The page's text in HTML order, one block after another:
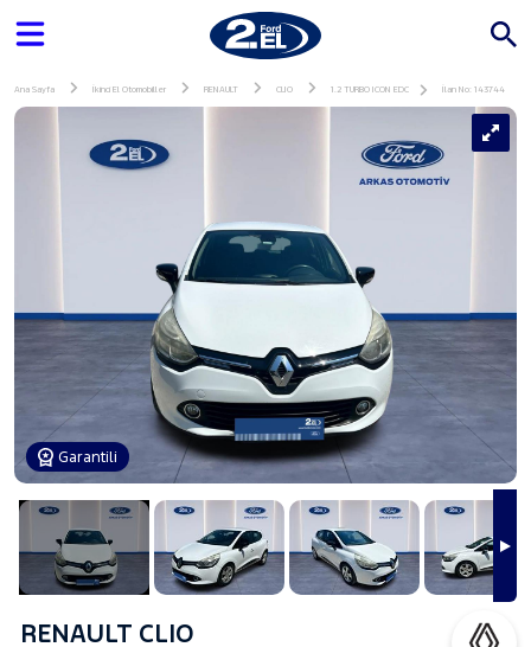
Ana Sayfa İkinci El Otomobiller RENAULT CLIO 1.2 TURBO ICON EDC İlan No: 143744
Garantili
RENAULT CLIO